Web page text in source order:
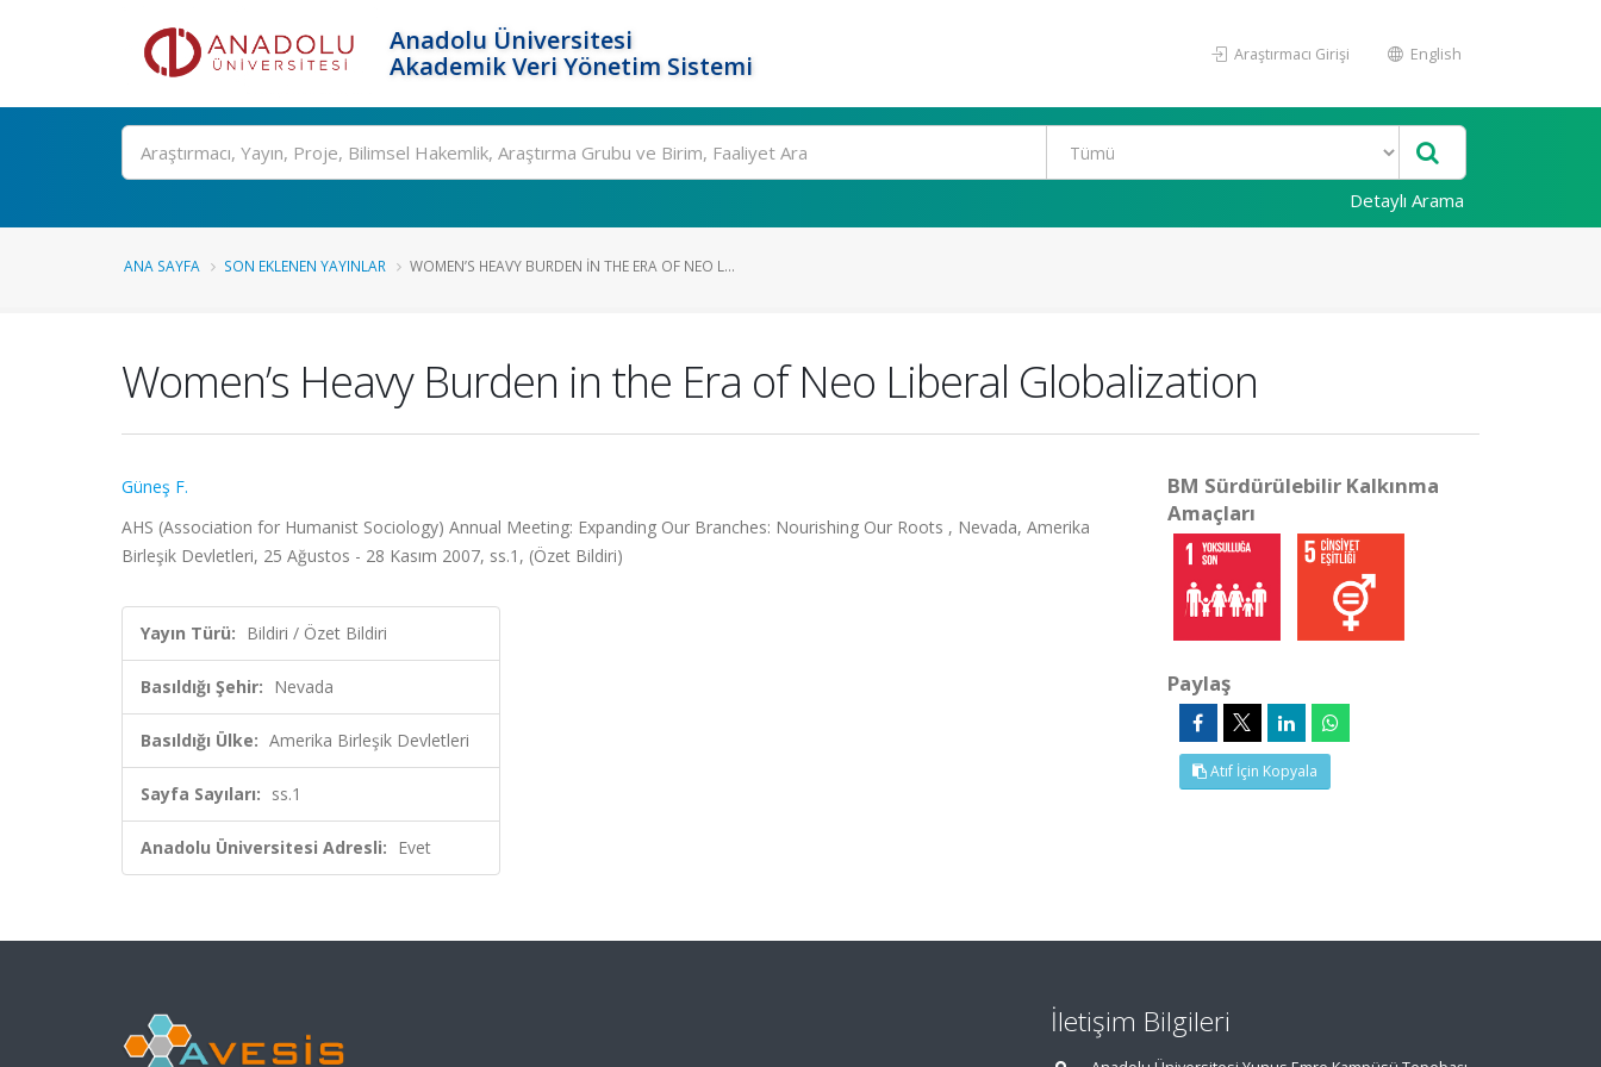
Anadolu Üniversitesi
Akademik Veri Yönetim Sistemi
Araştırmacı Girişi English
Ara
Detaylı Arama
ANA SAYFA SON EKLENEN YAYINLAR WOMEN’S HEAVY BURDEN IN THE ERA OF NEO L...
Women’s Heavy Burden in the Era of Neo Liberal Globalization
Güneş F.
AHS (Association for Humanist Sociology) Annual Meeting: Expanding Our Branches: Nourishing Our Roots , Nevada, Amerika
Birleşik Devletleri, 25 Ağustos - 28 Kasım 2007, ss.1, (Özet Bildiri)
Yayın Türü: Bildiri / Özet Bildiri
Basıldığı Şehir: Nevada
Basıldığı Ülke: Amerika Birleşik Devletleri
Sayfa Sayıları: ss.1
Anadolu Üniversitesi Adresli: Evet
BM Sürdürülebilir Kalkınma
Amaçları
Paylaş
Atıf İçin Kopyala
İletişim Bilgileri